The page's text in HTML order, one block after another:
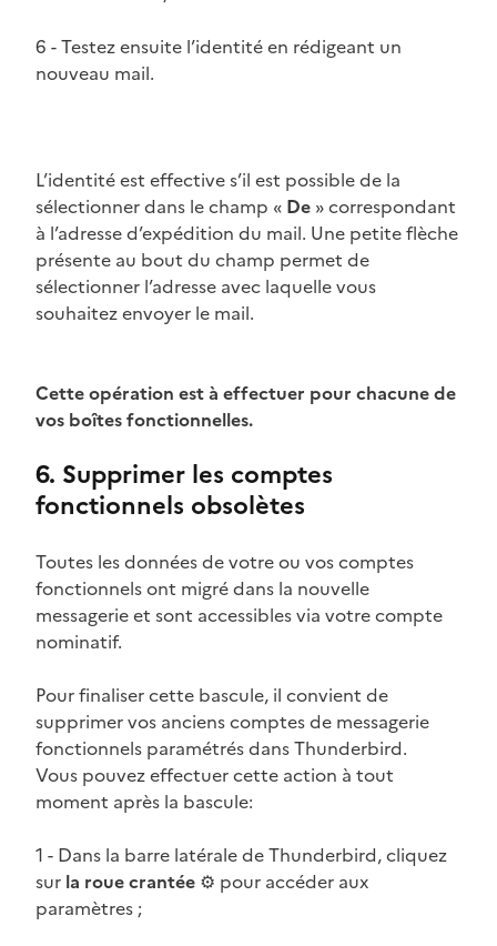
6 - Testez ensuite l’identité en rédigeant un
nouveau mail.
L’identité est effective s’il est possible de la
sélectionner dans le champ « De » correspondant
à l’adresse d’expédition du mail. Une petite flèche
présente au bout du champ permet de
sélectionner l’adresse avec laquelle vous
souhaitez envoyer le mail.
Cette opération est à effectuer pour chacune de
vos boîtes fonctionnelles.
6. Supprimer les comptes
fonctionnels obsolètes
Toutes les données de votre ou vos comptes
fonctionnels ont migré dans la nouvelle
messagerie et sont accessibles via votre compte
nominatif.
Pour finaliser cette bascule, il convient de
supprimer vos anciens comptes de messagerie
fonctionnels paramétrés dans Thunderbird.
Vous pouvez effectuer cette action à tout
moment après la bascule:
1 - Dans la barre latérale de Thunderbird, cliquez
sur la roue crantée ⚙️ pour accéder aux
paramètres ;